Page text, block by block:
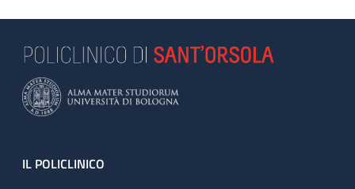
Footer
IL POLICLINICO